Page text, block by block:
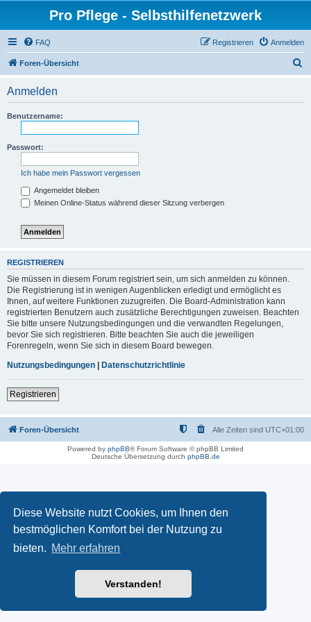
Diese Website nutzt Cookies, um Ihnen den
bestmöglichen Komfort bei der Nutzung zu
bieten. Mehr erfahren
Verstanden!
Pro Pflege - Selbsthilfenetzwerk
FAQ Anmelden
Registrieren
Foren-Übersicht
Anmelden
Benutzername:
Passwort:
Ich habe mein Passwort vergessen
Angemeldet bleiben
Meinen Online-Status während dieser Sitzung verbergen
REGISTRIEREN
Sie müssen in diesem Forum registriert sein, um sich anmelden zu können.
Die Registrierung ist in wenigen Augenblicken erledigt und ermöglicht es
Ihnen, auf weitere Funktionen zuzugreifen. Die Board-Administration kann
registrierten Benutzern auch zusätzliche Berechtigungen zuweisen. Beachten
Sie bitte unsere Nutzungsbedingungen und die verwandten Regelungen,
bevor Sie sich registrieren. Bitte beachten Sie auch die jeweiligen
Forenregeln, wenn Sie sich in diesem Board bewegen.
Nutzungsbedingungen | Datenschutzrichtlinie
Registrieren
Foren-Übersicht Alle Zeiten sind UTC+01:00
Powered by phpBB® Forum Software © phpBB Limited
Deutsche Übersetzung durch phpBB.de